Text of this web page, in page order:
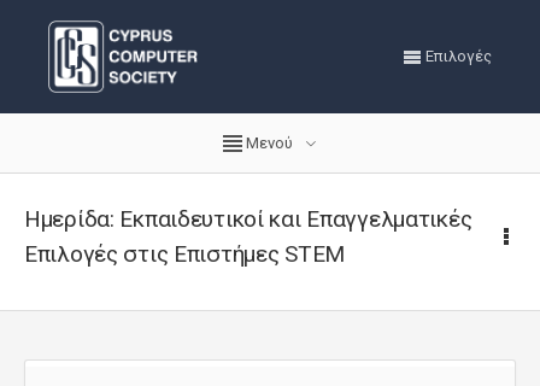
Επιλογές
Μενού
Ημερίδα: Εκπαιδευτικοί και Επαγγελματικές
Επιλογές στις Επιστήμες STEM